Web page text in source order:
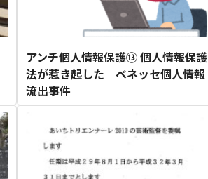
アンチ個人情報保護⑬ 個人情報保護
法が惹き起した ベネッセ個人情報
流出事件